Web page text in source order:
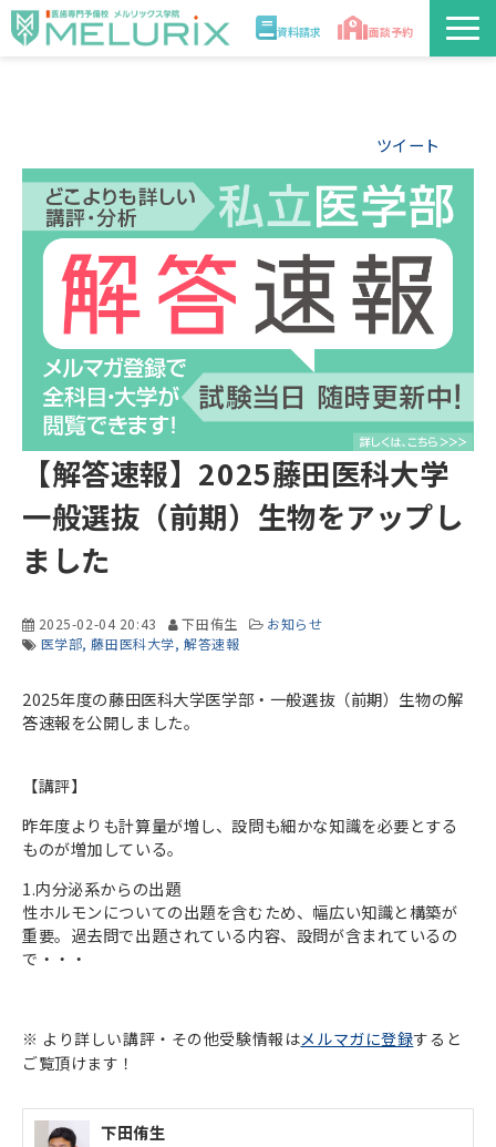
資料請求 面談予約
入学案内
合格実績・合格体験記
医学部解答速報2026
ツイート
【解答速報】2025藤田医科大学
一般選抜（前期）生物をアップし
ました
2025-02-04 20:43 下田侑生
お知らせ
医学部 藤田医科大学 解答速報
2025年度の藤田医科大学医学部・一般選抜（前期）生物の解
答速報を公開しました。
【講評】
昨年度よりも計算量が増し、設問も細かな知識を必要とする
ものが増加している。
1.内分泌系からの出題
性ホルモンについての出題を含むため、幅広い知識と構築が
重要。過去問で出題されている内容、設問が含まれているの
で・・・
※ より詳しい講評・その他受験情報はメルマガに登録すると
ご覧頂けます！
下田侑生